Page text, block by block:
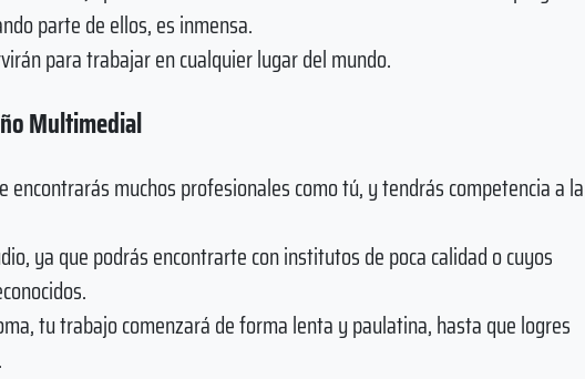
parte de ellos, es inmensa.
para trabajar en cualquier lugar del mundo.
Multimedial
encontrarás muchos profesionales como tú, y tendrás competencia a la
ya que podrás encontrarte con institutos de poca calidad o cuyos
tu trabajo comenzará de forma lenta y paulatina, hasta que logres